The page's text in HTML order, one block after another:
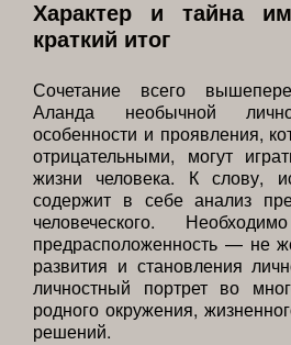
Характер и тайна
краткий итог
Сочетание всего
Аланда необычной
особенности и проявления,
отрицательными, могут
жизни человека. К слову,
содержит в себе анализ
человеческого.
предрасположенность — не
развития и становления
личностный портрет во
родного окружения,
решений.